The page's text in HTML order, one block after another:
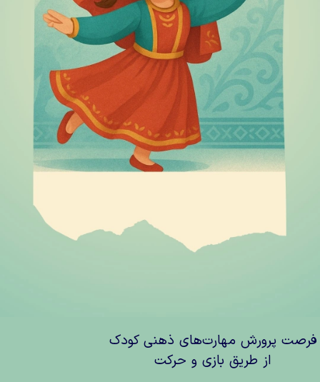
فرصت پرورش مهارت‌های ذهنی کودک
از طریق بازی و حرکت